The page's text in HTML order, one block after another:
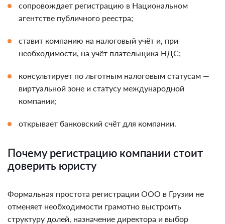
сопровождает регистрацию в Национальном
агентстве публичного реестра;
ставит компанию на налоговый учёт и, при
необходимости, на учёт плательщика НДС;
консультирует по льготным налоговым статусам —
виртуальной зоне и статусу международной
компании;
открывает банковский счёт для компании.
Почему регистрацию компании стоит
доверить юристу
Формальная простота регистрации ООО в Грузии не
отменяет необходимости грамотно выстроить
структуру долей, назначение директора и выбор